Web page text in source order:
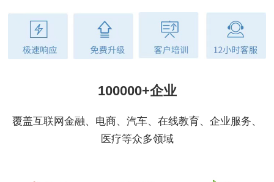
100000+企业
覆盖互联网金融、电商、汽车、在线教育、企业服务、
医疗等众多领域